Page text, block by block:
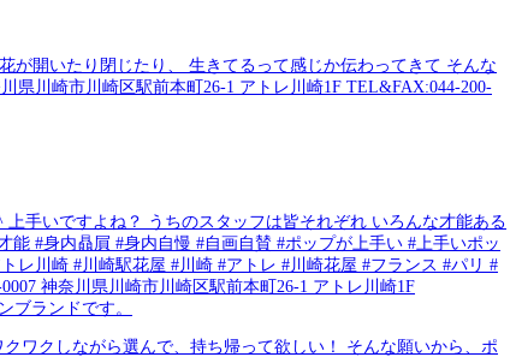
手いですよね？ うちのスタッフは皆それぞれ いろんな才能ある
#身内贔屓 #身内自慢 #自画自賛 #ポップが上手い #上手いポッ
レ川崎 #川崎駅花屋 #川崎 #アトレ #川崎花屋 #フランス #パリ #
神奈川県川崎市川崎区駅前本町26-1 アトレ川崎1F
ランドです。
クしながら選んで、持ち帰って欲しい！ そんな願いから、ポ